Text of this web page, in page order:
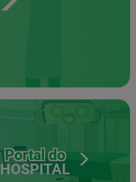
Portal do
HOSPITAL